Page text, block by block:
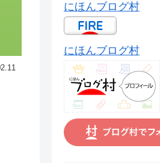
にほんブログ村
にほんブログ村